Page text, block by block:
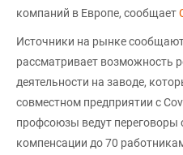
компаний в Европе, сообщает
Источники на рынке
рассматривает возможность
деятельности на заводе,
совместном предприятии с
профсоюзы ведут переговоры
компенсации до 70